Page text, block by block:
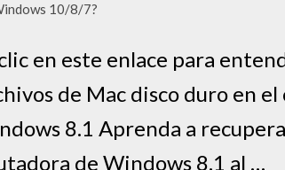
10/8/7?
en este enlace para
de Mac disco duro en
8.1 Aprenda a
de Windows 8.1 al …